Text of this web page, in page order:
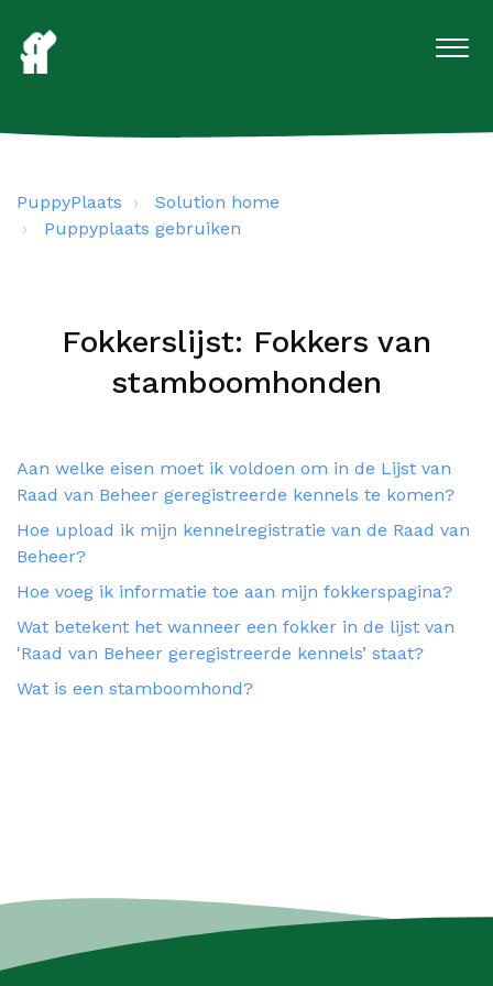
PuppyPlaats
Solution home
Puppyplaats gebruiken
Fokkerslijst: Fokkers van
stamboomhonden
Aan welke eisen moet ik voldoen om in de Lijst van
Raad van Beheer geregistreerde kennels te komen?
Hoe upload ik mijn kennelregistratie van de Raad van
Beheer?
Hoe voeg ik informatie toe aan mijn fokkerspagina?
Wat betekent het wanneer een fokker in de lijst van
'Raad van Beheer geregistreerde kennels’ staat?
Wat is een stamboomhond?